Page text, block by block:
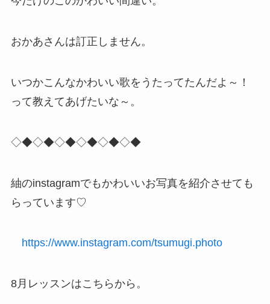
おかあさんは訂正しません。
いつかこんなかわいい歌をうたってたんだよ～！
って教えてあげたいな～。
◇◆◇◆◇◆◇◆◇◆◇◆
紬のinstagramでもかわいいお写真を紹介させても
らっています♡
https://www.instagram.com/tsumugi.photo
8月レッスンはこちらから。